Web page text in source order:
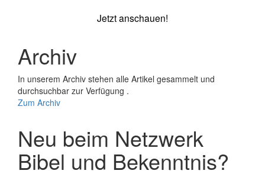
Jetzt anschauen!
Archiv
In unserem Archiv stehen alle Artikel gesammelt und
durchsuchbar zur Verfügung .
Zum Archiv
Neu beim Netzwerk
Bibel und Bekenntnis?